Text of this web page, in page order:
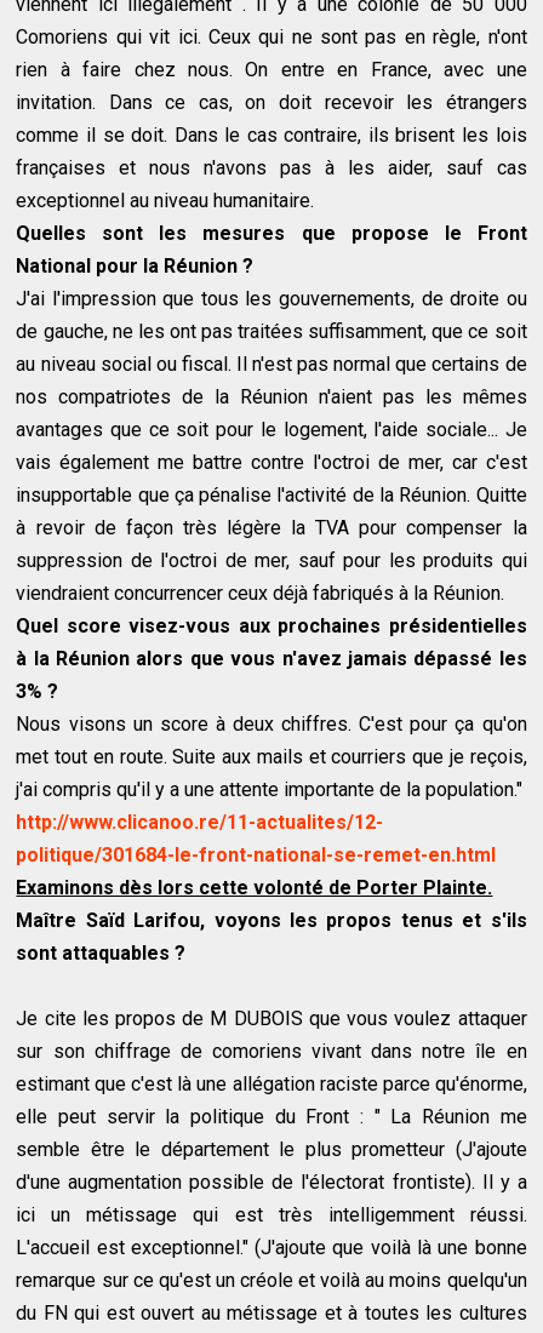
Comoriens qui vit ici. Ceux qui ne sont pas en règle, n'ont
rien à faire chez nous. On entre en France, avec une
invitation. Dans ce cas, on doit recevoir les étrangers
comme il se doit. Dans le cas contraire, ils brisent les lois
françaises et nous n'avons pas à les aider, sauf cas
exceptionnel au niveau humanitaire.
Quelles sont les mesures que propose le Front
National pour la Réunion ?
J'ai l'impression que tous les gouvernements, de droite ou
de gauche, ne les ont pas traitées suffisamment, que ce soit
au niveau social ou fiscal. Il n'est pas normal que certains de
nos compatriotes de la Réunion n'aient pas les mêmes
avantages que ce soit pour le logement, l'aide sociale... Je
vais également me battre contre l'octroi de mer, car c'est
insupportable que ça pénalise l'activité de la Réunion. Quitte
à revoir de façon très légère la TVA pour compenser la
suppression de l'octroi de mer, sauf pour les produits qui
viendraient concurrencer ceux déjà fabriqués à la Réunion.
Quel score visez-vous aux prochaines présidentielles
à la Réunion alors que vous n'avez jamais dépassé les
3% ?
Nous visons un score à deux chiffres. C'est pour ça qu'on
met tout en route. Suite aux mails et courriers que je reçois,
j'ai compris qu'il y a une attente importante de la population."
http://www.clicanoo.re/11-actualites/12-
politique/301684-le-front-national-se-remet-en.html
Examinons dès lors cette volonté de Porter Plainte.
Maître Saïd Larifou, voyons les propos tenus et s'ils
sont attaquables ?
Je cite les propos de M DUBOIS que vous voulez attaquer
sur son chiffrage de comoriens vivant dans notre île en
estimant que c'est là une allégation raciste parce qu'énorme,
elle peut servir la politique du Front : " La Réunion me
semble être le département le plus prometteur (J'ajoute
d'une augmentation possible de l'électorat frontiste). Il y a
ici un métissage qui est très intelligemment réussi.
L'accueil est exceptionnel." (J'ajoute que voilà là une bonne
remarque sur ce qu'est un créole et voilà au moins quelqu'un
du FN qui est ouvert au métissage et à toutes les cultures